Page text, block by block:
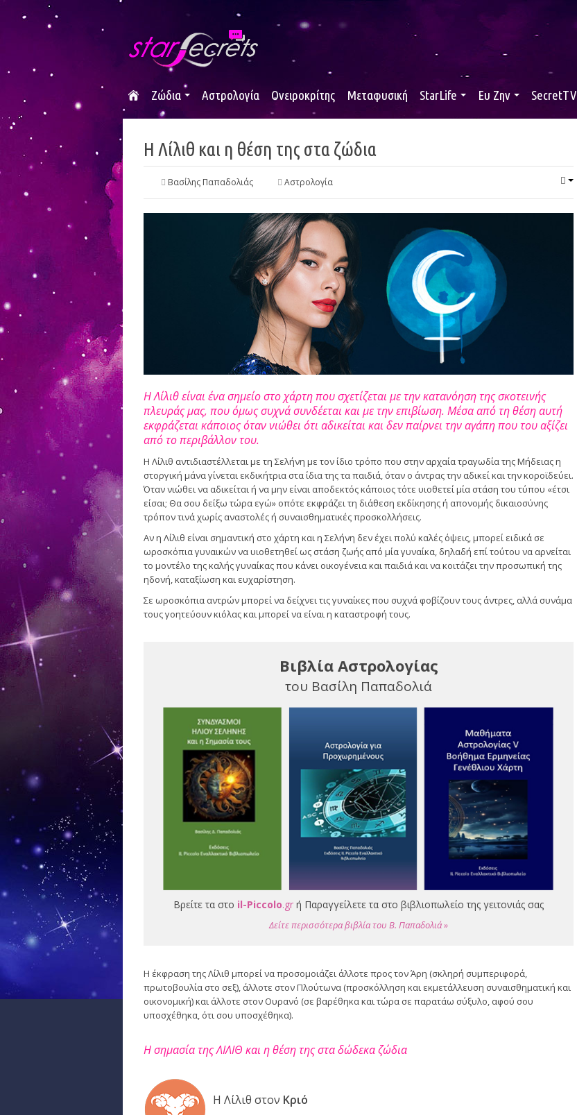
Ζώδια Αστρολογία Ονειροκρίτης Μεταφυσική StarLife Ευ Ζην SecretTV
Η Λίλιθ και η θέση της στα ζώδια
Βασίλης Παπαδολιάς Αστρολογία
Η Λίλιθ είναι ένα σημείο στο χάρτη που σχετίζεται με την κατανόηση της σκοτεινής
πλευράς μας, που όμως συχνά συνδέεται και με την επιβίωση. Μέσα από τη θέση αυτή
εκφράζεται κάποιος όταν νιώθει ότι αδικείται και δεν παίρνει την αγάπη που του αξίζει
από το περιβάλλον του.
Η Λίλιθ αντιδιαστέλλεται με τη Σελήνη με τον ίδιο τρόπο που στην αρχαία τραγωδία της Μήδειας η
στοργική μάνα γίνεται εκδικήτρια στα ίδια της τα παιδιά, όταν ο άντρας την αδικεί και την κοροϊδεύει.
Όταν νιώθει να αδικείται ή να μην είναι αποδεκτός κάποιος τότε υιοθετεί μία στάση του τύπου «έτσι
είσαι; Θα σου δείξω τώρα εγώ» οπότε εκφράζει τη διάθεση εκδίκησης ή απονομής δικαιοσύνης
τρόπον τινά χωρίς αναστολές ή συναισθηματικές προσκολλήσεις.
Αν η Λίλιθ είναι σημαντική στο χάρτη και η Σελήνη δεν έχει πολύ καλές όψεις, μπορεί ειδικά σε
ωροσκόπια γυναικών να υιοθετηθεί ως στάση ζωής από μία γυναίκα, δηλαδή επί τούτου να αρνείται
το μοντέλο της καλής γυναίκας που κάνει οικογένεια και παιδιά και να κοιτάζει την προσωπική της
ηδονή, καταξίωση και ευχαρίστηση.
Σε ωροσκόπια αντρών μπορεί να δείχνει τις γυναίκες που συχνά φοβίζουν τους άντρες, αλλά συνάμα
τους γοητεύουν κιόλας και μπορεί να είναι η καταστροφή τους.
Βιβλία Αστρολογίας
του Βασίλη Παπαδολιά
Βρείτε τα στο il-Piccolo.gr ή Παραγγείλετε τα στο βιβλιοπωλείο της γειτονιάς σας
Δείτε περισσότερα βιβλία του Β. Παπαδολιά »
Η έκφραση της Λίλιθ μπορεί να προσομοιάζει άλλοτε προς τον Άρη (σκληρή συμπεριφορά,
πρωτοβουλία στο σεξ), άλλοτε στον Πλούτωνα (προσκόλληση και εκμετάλλευση συναισθηματική και
οικονομική) και άλλοτε στον Ουρανό (σε βαρέθηκα και τώρα σε παρατάω σύξυλο, αφού σου
υποσχέθηκα, ότι σου υποσχέθηκα).
Η σημασία της ΛΙΛΙΘ και η θέση της στα δώδεκα ζώδια
Η Λίλιθ στον Κριό